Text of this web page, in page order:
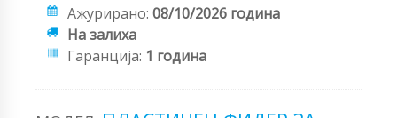
Ажурирано: 08/10/2026 година
На залиха
Гаранција: 1 година